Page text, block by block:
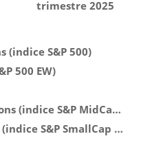
(indice S&P 500)
500 EW)
(indice S&P MidCa…
S&P SmallCap …
trimestre 2025